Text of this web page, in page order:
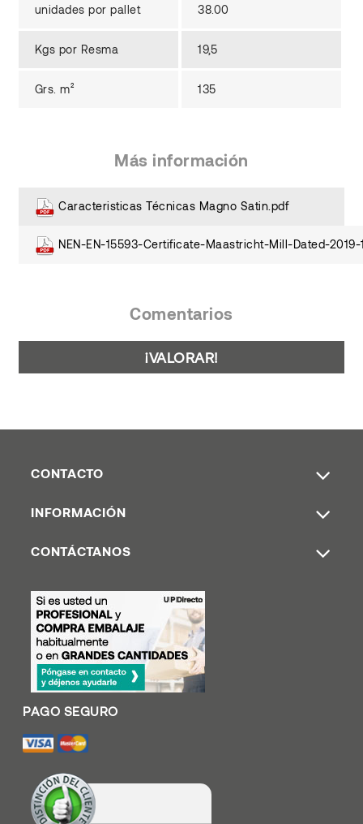
unidades por pallet 38.00
Kgs por Resma 19,5
Grs. m² 135
Más información
Caracteristicas Técnicas Magno Satin.pdf
NEN-EN-15593-Certificate-Maastricht-Mill-Dated-
Comentarios
¡VALORAR!
CONTACTO
INFORMACIÓN
CONTÁCTANOS